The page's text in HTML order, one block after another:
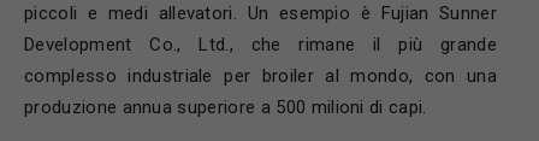
piccoli e medi allevatori. Un esempio è Fujian Sunner
Development Co., Ltd., che rimane il più grande
complesso industriale per broiler al mondo, con una
produzione annua superiore a 500 milioni di capi.